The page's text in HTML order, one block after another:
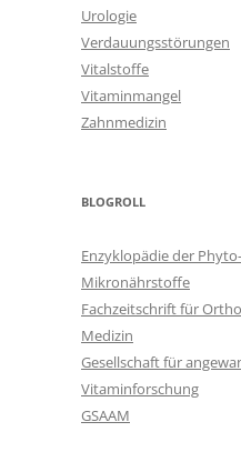
Urologie
Verdauungsstörungen
Vitalstoffe
Vitaminmangel
Zahnmedizin
BLOGROLL
Enzyklopädie der
Mikronährstoffe
Fachzeitschrift für
Medizin
Gesellschaft für
Vitaminforschung
GSAAM